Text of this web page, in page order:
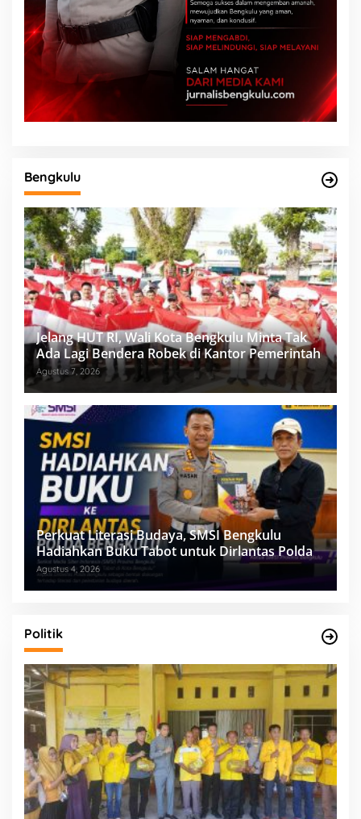
Bengkulu
Jelang HUT RI, Wali Kota Bengkulu Minta Tak
Ada Lagi Bendera Robek di Kantor Pemerintah
Agustus 7, 2026
Perkuat Literasi Budaya, SMSI Bengkulu
Hadiahkan Buku Tabot untuk Dirlantas Polda
Agustus 4, 2026
Politik